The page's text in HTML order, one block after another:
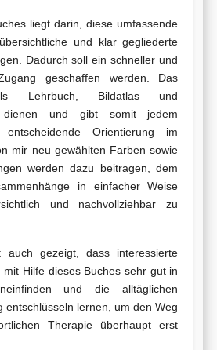
liegt darin, diese umfassende
und klar gegliederte
Dadurch soll ein schneller und
geschaffen werden. Das
Lehrbuch, Bildatlas und
dienen und gibt somit jedem
Orientierung im
mir neu gewählten Farben sowie
werden dazu beitragen, dem
in einfacher Weise
und nachvollziehbar zu
auch gezeigt, dass interessierte
mit Hilfe dieses Buches sehr gut in
und die alltäglichen
entschlüsseln lernen, um den Weg
Therapie überhaupt erst